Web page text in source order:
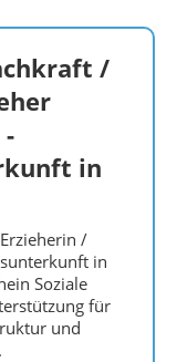
/
in
/
in
Soziale
für
und